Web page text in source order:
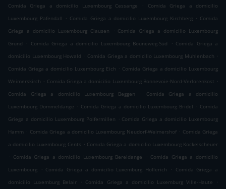
Comida Griega a domicilio Luxembourg Cessange
.
Comida Griega a domicilio
Luxembourg Pafendall . Comida Griega a domicilio Luxembourg Kirchberg . Comida
Griega a domicilio Luxembourg Clausen
. Comida Griega a domicilio Luxembourg
Grund
. Comida Griega a domicilio Luxembourg Bouneweg-Süd . Comida Griega a
domicilio Luxembourg Howald . Comida Griega a domicilio Luxembourg Muhlenbach .
Comida Griega a domicilio Luxembourg Eich . Comida Griega a domicilio Luxembourg
Weimerskirch . Comida Griega a domicilio Luxembourg Bonnevoie-Nord-Verlorenkost .
Comida Griega a domicilio Luxembourg Beggen
.
Comida Griega a domicilio
Luxembourg Dommeldange . Comida Griega a domicilio Luxembourg Bridel . Comida
Griega a domicilio Luxembourg Polfermillen . Comida Griega a domicilio Luxembourg
Hamm . Comida Griega a domicilio Luxembourg Neudorf-Weimershof . Comida Griega
a domicilio Luxembourg Cents . Comida Griega a domicilio Luxembourg Kockelscheuer
. Comida Griega a domicilio Luxembourg Bereldange . Comida Griega a domicilio
Luxembourg
. Comida Griega a domicilio Luxemburg Hollerich . Comida Griega a
domicilio Luxemburg Belair
. Comida Griega a domicilio Luxemburg Ville-Haute
.